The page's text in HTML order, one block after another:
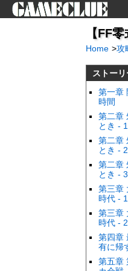
【FF
Home >攻
ストー
第一章
時間
第二章
とき - 1
第二章
とき - 2
第二章
とき - 3
第三章
時代 - 1
第三章
時代 - 2
第四章
有に帰
第五章